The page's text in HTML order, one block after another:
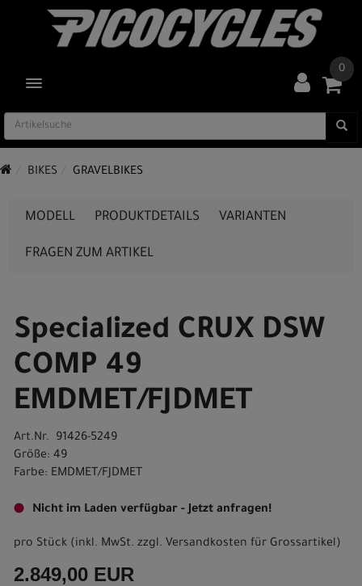
TOGGLE NAVIGATION
0
BIKES GRAVELBIKES
MODELL PRODUKTDETAILS VARIANTEN
FRAGEN ZUM ARTIKEL
Specialized CRUX DSW
COMP 49
EMDMET/FJDMET
Art.Nr. 91426-5249
Größe: 49
Farbe: EMDMET/FJDMET
Nicht im Laden verfügbar - Jetzt anfragen!
pro Stück (inkl. MwSt. zzgl. Versandkosten für Grossartikel)
2.849,00 EUR